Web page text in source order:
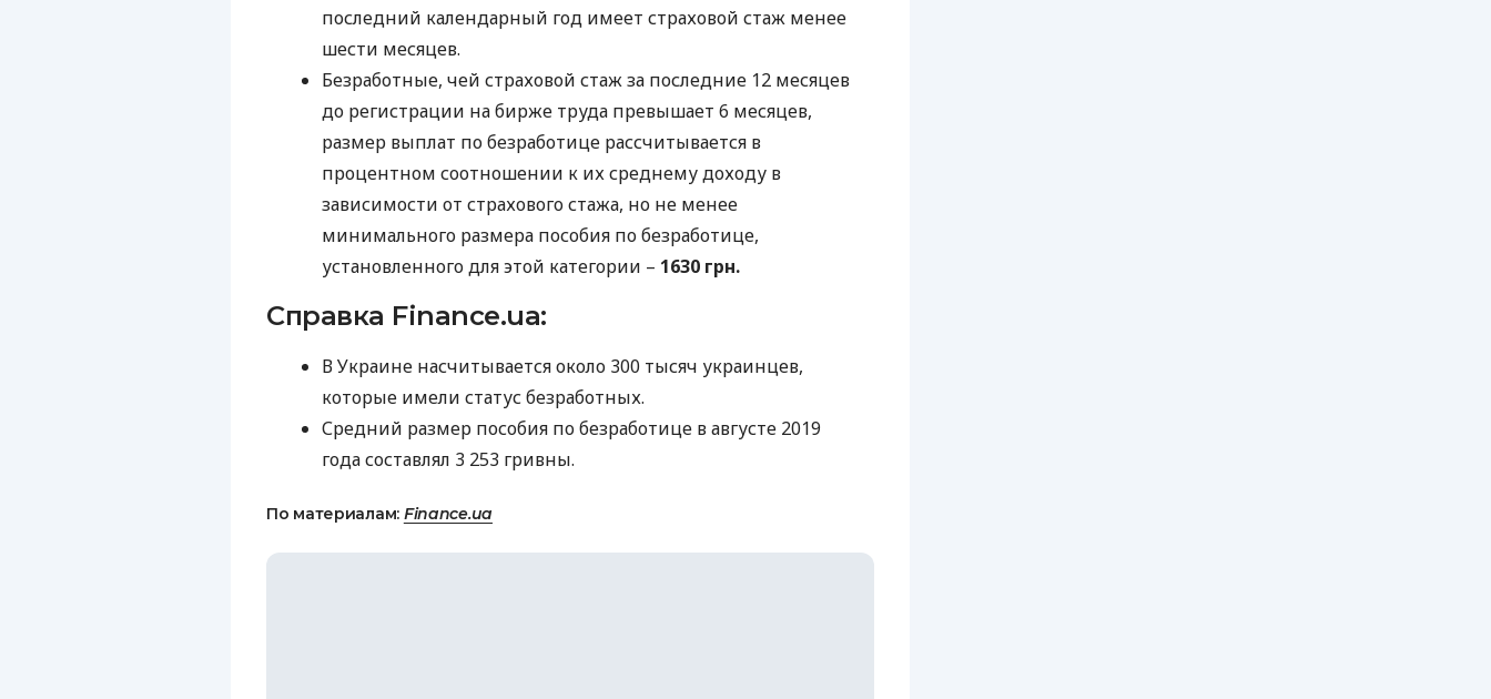
последний календарный год имеет страховой стаж менее
шести месяцев.
Безработные, чей страховой стаж за последние 12 месяцев
до регистрации на бирже труда превышает 6 месяцев,
размер выплат по безработице рассчитывается в
процентном соотношении к их среднему доходу в
зависимости от страхового стажа, но не менее
минимального размера пособия по безработице,
установленного для этой категории – 1630 грн.
Справка Finance.ua:
В Украине насчитывается около 300 тысяч украинцев,
которые имели статус безработных.
Средний размер пособия по безработице в августе 2019
года составлял 3 253 гривны.
По материалам: Finance.ua